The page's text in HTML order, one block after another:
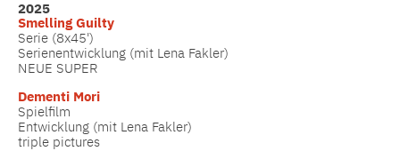
2025
Smelling Guilty
Serie (8x45')
Serienentwicklung (mit Lena Fakler)
NEUE SUPER
Dementi Mori
Spielfilm
Entwicklung (mit Lena Fakler)
triple pictures